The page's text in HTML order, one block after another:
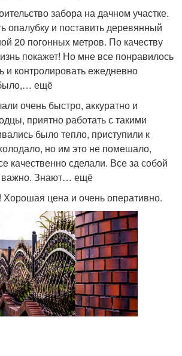
забора на дачном участке.
опалубку и поставить деревянный
20 погонных метров. По качеству
покажет! Но мне все понравилось
и контролировать ежедневно
ещё
очень быстро, аккуратно и
приятно работать с такими
было тепло, приступили к
но им это не помешало,
качественно сделали. Все за собой
важно. Знают… ещё
цена и очень оперативно.